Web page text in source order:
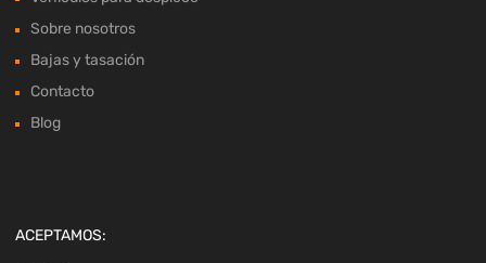
Sobre nosotros
Bajas y tasación
Contacto
Blog
ACEPTAMOS: